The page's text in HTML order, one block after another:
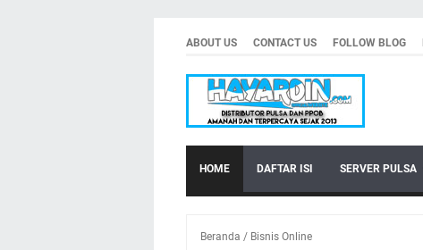
ABOUT US CONTACT US FOLLOW BLOG
HOME DAFTAR ISI SERVER PULSA
Beranda / Bisnis Online